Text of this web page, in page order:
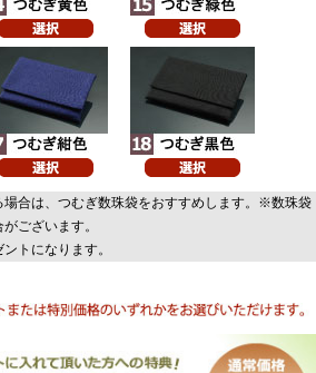
合は、つむぎ数珠袋をおすすめします。※数珠袋
ございます。
トになります。